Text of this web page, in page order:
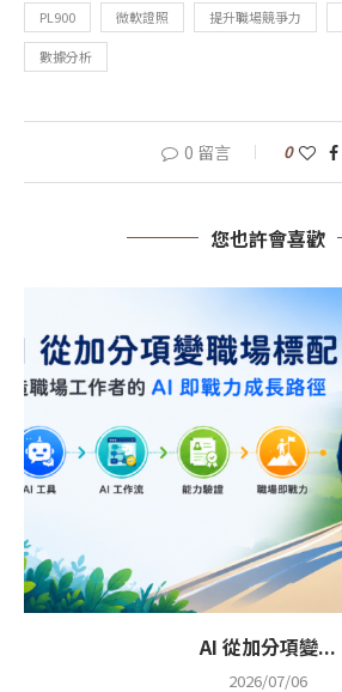
PL900 微軟證照 提升職場競爭力
數據分析
0 留言 0
您也許會喜歡
AI 從加分項變...
2026/07/06